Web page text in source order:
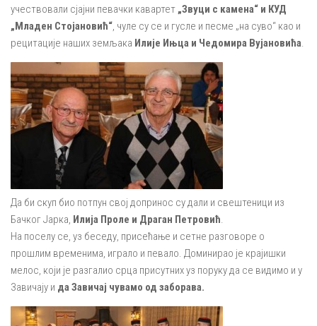
учествовали сјајни певачки кавартет „Звуци с камена“ и КУД
„Младен Стојановић“, чуле су се и гусле и песме „на суво“ као и
рецитације наших земљака Илије Ињца и Чедомира Вујановића.
Да би скуп био потпун свој допринос су дали и свештеници из
Бачког Јарка, Илија Проле и Драган Петровић.
На поселу се, уз беседу, присећање и сетне разговоре о
прошлим временима, играло и певало. Доминирао је крајишки
мелос, који је разгалио срца присутних уз поруку да се видимо и у
Завичају и да Завичај чувамо од заборава.